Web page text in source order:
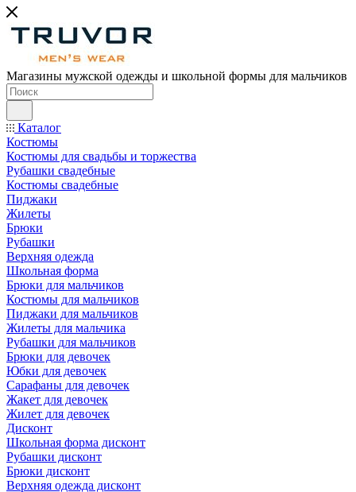
Магазины мужской одежды и школьной формы для мальчиков
Каталог
Костюмы
Костюмы для свадьбы и торжества
Рубашки свадебные
Костюмы свадебные
Пиджаки
Жилеты
Брюки
Рубашки
Верхняя одежда
Школьная форма
Брюки для мальчиков
Костюмы для мальчиков
Пиджаки для мальчиков
Жилеты для мальчика
Рубашки для мальчиков
Брюки для девочек
Юбки для девочек
Сарафаны для девочек
Жакет для девочек
Жилет для девочек
Дисконт
Школьная форма дисконт
Рубашки дисконт
Брюки дисконт
Верхняя одежда дисконт